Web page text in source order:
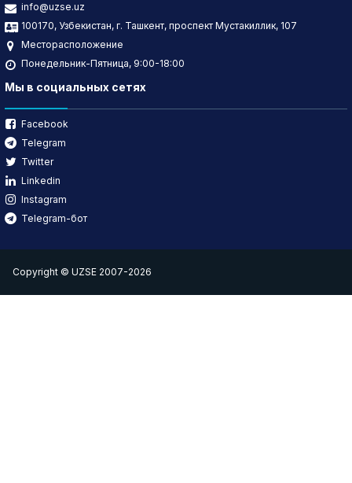
info@uzse.uz
100170, Узбекистан, г. Ташкент, проспект Мустакиллик, 107
Месторасположение
Понедельник-Пятница, 9:00-18:00
Мы в социальных сетях
Facebook
Telegram
Twitter
Linkedin
Instagram
Telegram-бот
Copyright © UZSE 2007-2026